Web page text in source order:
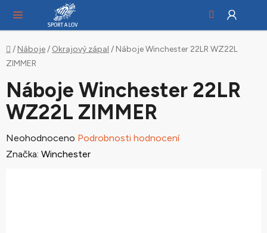
obsah
Domů
/ Náboje/ Okrajový zápal / Náboje Winchester 22LR WZ22L
ZIMMER
Náboje Winchester 22LR
WZ22L ZIMMER
Průměrné
hodnocení
Neohodnoceno Podrobnosti hodnocení
Značka: Winchester